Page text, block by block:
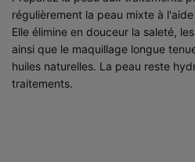
régulièrement la peau mixte à
Elle élimine en douceur la saleté,
ainsi que le maquillage longue
huiles naturelles. La peau reste
traitements.